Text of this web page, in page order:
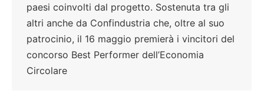
paesi coinvolti dal progetto. Sostenuta tra gli
altri anche da Confindustria che, oltre al suo
patrocinio, il 16 maggio premierà i vincitori del
concorso Best Performer dell’Economia
Circolare